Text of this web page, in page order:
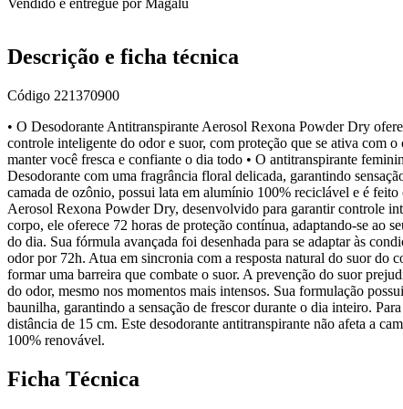
Vendido e entregue por Magalu
Descrição e ficha técnica
Código 221370900
• O Desodorante Antitranspirante Aerosol Rexona Powder Dry
controle inteligente do odor e suor, com proteção que se ativa com
manter você fresca e confiante o dia todo • O antitranspirante
Desodorante com uma fragrância floral delicada, garantindo
camada de ozônio, possui lata em alumínio 100% reciclável e é
Aerosol Rexona Powder Dry, desenvolvido para garantir controle
corpo, ele oferece 72 horas de proteção contínua, adaptando-se ao
do dia. Sua fórmula avançada foi desenhada para se adaptar às
odor por 72h. Atua em sincronia com a resposta natural do suor do
formar uma barreira que combate o suor. A prevenção do suor
do odor, mesmo nos momentos mais intensos. Sua formulação
baunilha, garantindo a sensação de frescor durante o dia inteiro.
distância de 15 cm. Este desodorante antitranspirante não afeta a
100% renovável.
Ficha Técnica